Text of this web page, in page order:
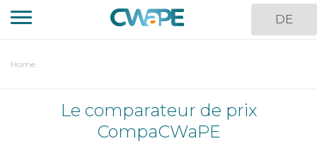
Skip
content
DE
You
Home
Le comparateur de prix
CompaCWaPE